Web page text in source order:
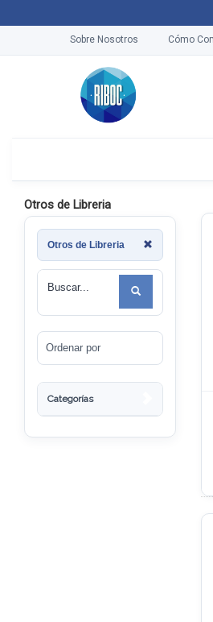
Sobre Nosotros Cómo
Otros de Libreria
Otros de Libreria
Categorías